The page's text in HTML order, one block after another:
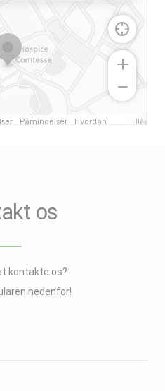
os
kontakte os?
nedenfor!